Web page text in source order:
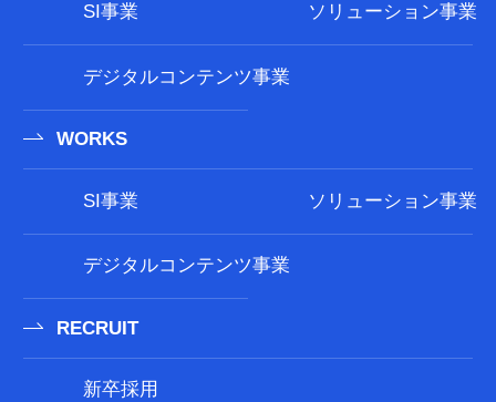
SI事業 ソリューション事業
デジタルコンテンツ事業
WORKS
SI事業 ソリューション事業
デジタルコンテンツ事業
RECRUIT
新卒採用